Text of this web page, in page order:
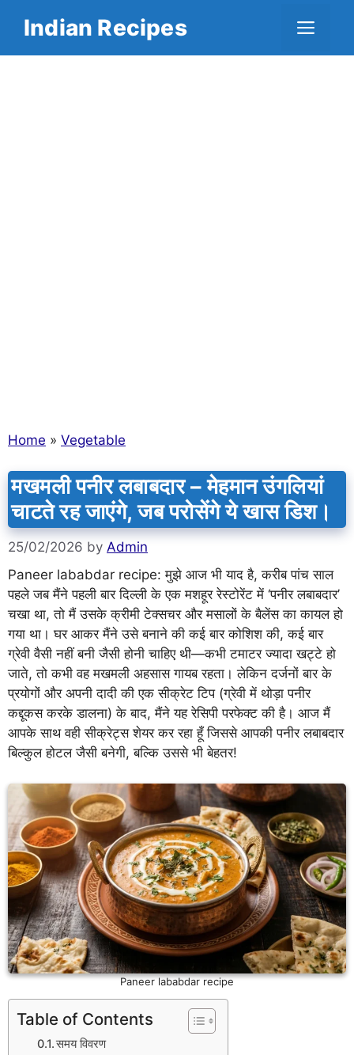
Indian Recipes
Home » Vegetable
मखमली पनीर लबाबदार – मेहमान उंगलियां
चाटते रह जाएंगे, जब परोसेंगे ये खास डिश।
25/02/2026 by Admin
Paneer lababdar recipe: मुझे आज भी याद है, करीब पांच साल
पहले जब मैंने पहली बार दिल्ली के एक मशहूर रेस्टोरेंट में ‘पनीर लबाबदार’
चखा था, तो मैं उसके क्रीमी टेक्सचर और मसालों के बैलेंस का कायल हो
गया था। घर आकर मैंने उसे बनाने की कई बार कोशिश की, कई बार
ग्रेवी वैसी नहीं बनी जैसी होनी चाहिए थी—कभी टमाटर ज्यादा खट्टे हो
जाते, तो कभी वह मखमली अहसास गायब रहता। लेकिन दर्जनों बार के
प्रयोगों और अपनी दादी की एक सीक्रेट टिप (ग्रेवी में थोड़ा पनीर
कद्दूकस करके डालना) के बाद, मैंने यह रेसिपी परफेक्ट की है। आज मैं
आपके साथ वही सीक्रेट्स शेयर कर रहा हूँ जिससे आपकी पनीर लबाबदार
बिल्कुल होटल जैसी बनेगी, बल्कि उससे भी बेहतर!
Paneer lababdar recipe
Table of Contents
समय विवरण